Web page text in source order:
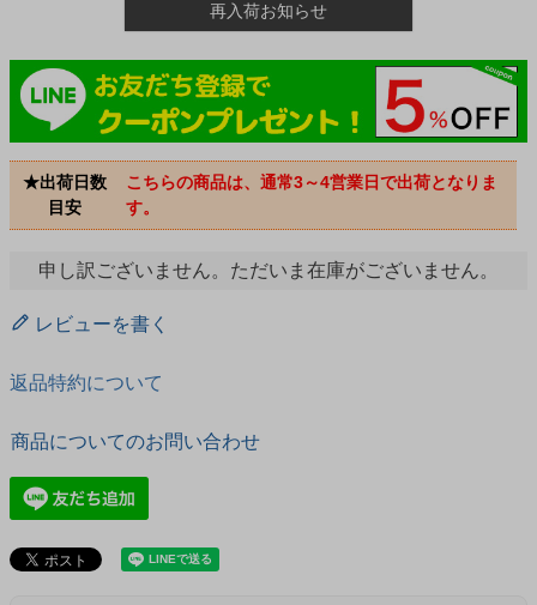
再入荷お知らせ
★出荷日数
目安
こちらの商品は、通常3～4営業日で出荷となりま
す。
申し訳ございません。ただいま在庫がございません。
レビューを書く
返品特約について
商品についてのお問い合わせ